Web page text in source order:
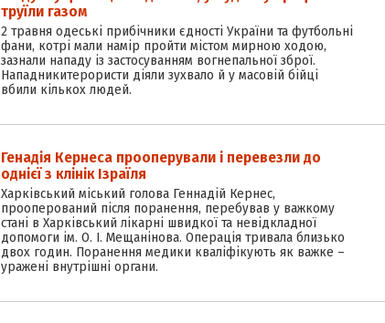
труїли газом
2 травня одеські прибічники єдності України та футбольні
фани, котрі мали намір пройти містом мирною ходою,
зазнали нападу із застосуванням вогнепальної зброї.
Нападники­терористи діяли зухвало й у масовій бійці
вбили кількох людей.
Генадія Кернеса прооперували і перевезли до
однієї з клінік Ізраїля
Харківський міський голова Геннадій Кернес,
прооперований після поранення, перебував у важкому
стані в Харківський лікарні швидкої та невідкладної
допомоги ім. О. І. Мещанінова. Операція тривала близько
двох годин. Поранення медики кваліфікують як важке –
уражені внутрішні органи.